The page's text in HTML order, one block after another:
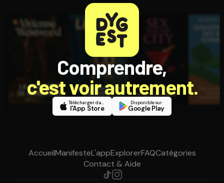
Comprendre,
c'est voir autrement.
Télécharger dans
l'App Store
Disponible sur
Google Play
AccueilManifesteL'appExplorerFAQCatégories
Contact & Aide